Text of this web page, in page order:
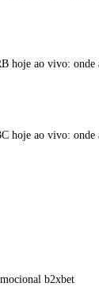
hoje ao vivo: onde
hoje ao vivo: onde
b2xbet